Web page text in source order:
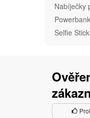
Nabíječky
Selfie